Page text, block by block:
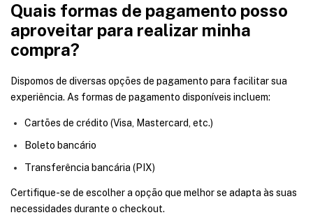
Quais formas de pagamento posso
aproveitar para realizar minha
compra?
Dispomos de diversas opções de pagamento para facilitar sua
experiência. As formas de pagamento disponíveis incluem:
Cartões de crédito (Visa, Mastercard, etc.)
Boleto bancário
Transferência bancária (PIX)
Certifique-se de escolher a opção que melhor se adapta às suas
necessidades durante o checkout.